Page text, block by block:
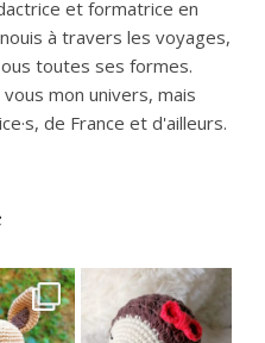
et formatrice en
à travers les voyages,
toutes ses formes.
mon univers, mais
de France et d'ailleurs.